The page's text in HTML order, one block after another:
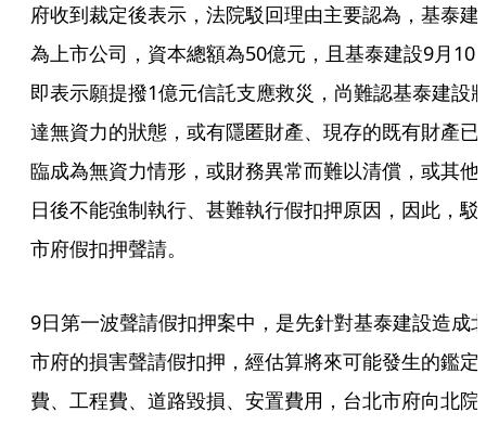
府收到裁定後表示，法院駁回理由主要認為，基泰建
為上市公司，資本總額為50億元，且基泰建設9月10
即表示願提撥1億元信託支應救災，尚難認基泰建設
達無資力的狀態，或有隱匿財產、現存的既有財產已
臨成為無資力情形，或財務異常而難以清償，或其他
日後不能強制執行、甚難執行假扣押原因，因此，駁
市府假扣押聲請。
9日第一波聲請假扣押案中，是先針對基泰建設造成
市府的損害聲請假扣押，經估算將來可能發生的鑑定
費、工程費、道路毀損、安置費用，台北市府向北院